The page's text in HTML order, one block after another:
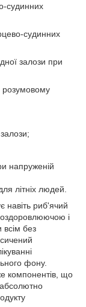
судинних
судинних
залози при
розумовому
напруженій
літніх людей.
навіть риб'ячий
і
без
фону.
компонентів, що